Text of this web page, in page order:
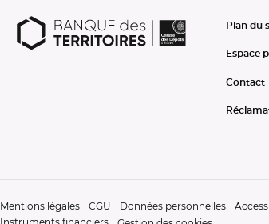
Plan du
Espace
Contact
Mentions légales CGU Données personnelles